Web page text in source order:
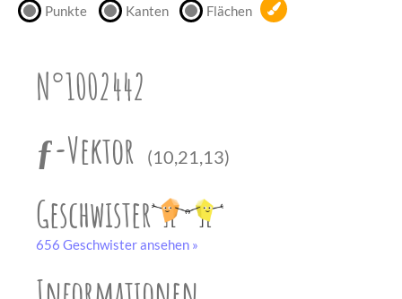
Punkte Kanten Flächen
N°1002442
ƒ-Vektor
(10,21,13)
Geschwister
656 Geschwister ansehen »
Bastelbogen
unserem